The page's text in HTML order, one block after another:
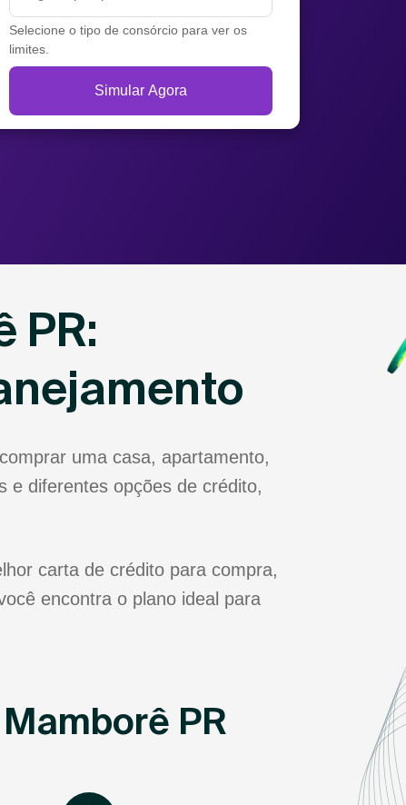
Selecione o tipo de consórcio para ver os
limites.
Simular Agora
PR:
uma casa, apartamento,
e diferentes opções de crédito,
carta de crédito para compra,
encontra o plano ideal para
PR